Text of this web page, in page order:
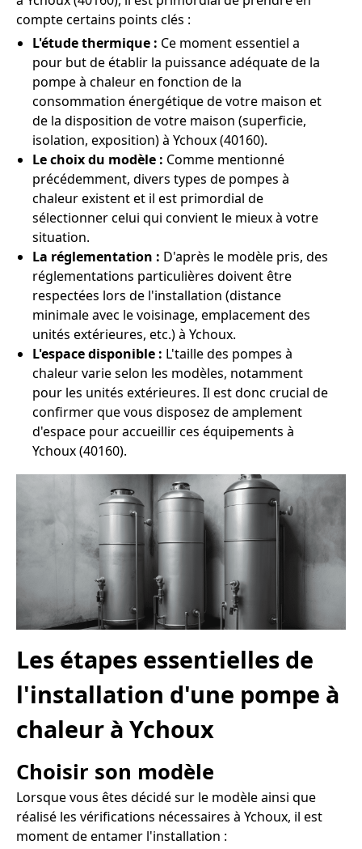
compte certains points clés :
L'étude thermique : Ce moment essentiel a
pour but de établir la puissance adéquate de la
pompe à chaleur en fonction de la
consommation énergétique de votre maison et
de la disposition de votre maison (superficie,
isolation, exposition) à Ychoux (40160).
Le choix du modèle : Comme mentionné
précédemment, divers types de pompes à
chaleur existent et il est primordial de
sélectionner celui qui convient le mieux à votre
situation.
La réglementation : D'après le modèle pris, des
réglementations particulières doivent être
respectées lors de l'installation (distance
minimale avec le voisinage, emplacement des
unités extérieures, etc.) à Ychoux.
L'espace disponible : L'taille des pompes à
chaleur varie selon les modèles, notamment
pour les unités extérieures. Il est donc crucial de
confirmer que vous disposez de amplement
d'espace pour accueillir ces équipements à
Ychoux (40160).
Les étapes essentielles de
l'installation d'une pompe à
chaleur à Ychoux
Choisir son modèle
Lorsque vous êtes décidé sur le modèle ainsi que
réalisé les vérifications nécessaires à Ychoux, il est
moment de entamer l'installation :